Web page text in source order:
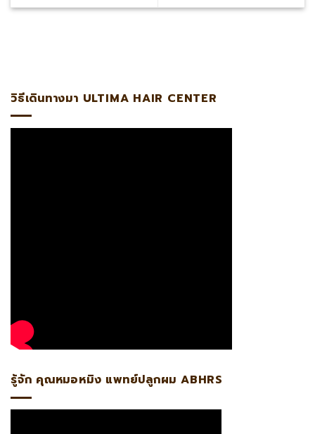
วิธีเดินทางมา ULTIMA HAIR CENTER
รู้จัก คุณหมอหมิง แพทย์ปลูกผม ABHRS